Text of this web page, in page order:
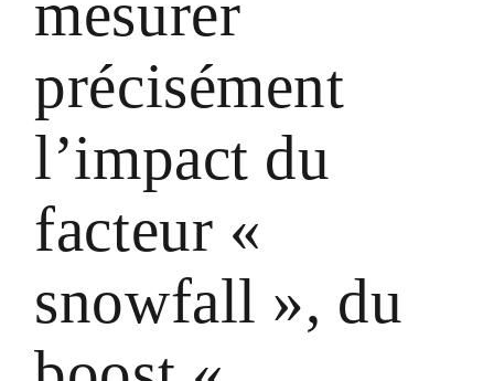
précisément
l’impact du
facteur «
snowfall », du